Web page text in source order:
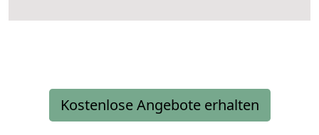
Kostenlose Angebote erhalten